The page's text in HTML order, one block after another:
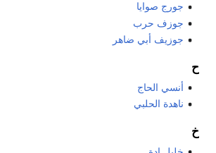
جورج صوايا
جوزف حرب
جوزيف أبي ضاهر
ح
أنسي الحاج
ناهدة الحلبي
خ